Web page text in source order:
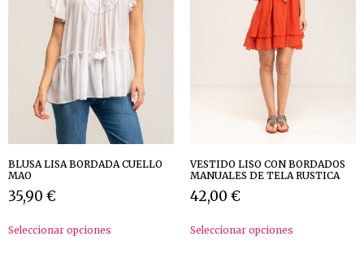
BLUSA LISA BORDADA CUELLO
MAO
35,90 €
Seleccionar opciones
VESTIDO LISO CON BORDADOS
MANUALES DE TELA RUSTICA
42,00 €
Seleccionar opciones